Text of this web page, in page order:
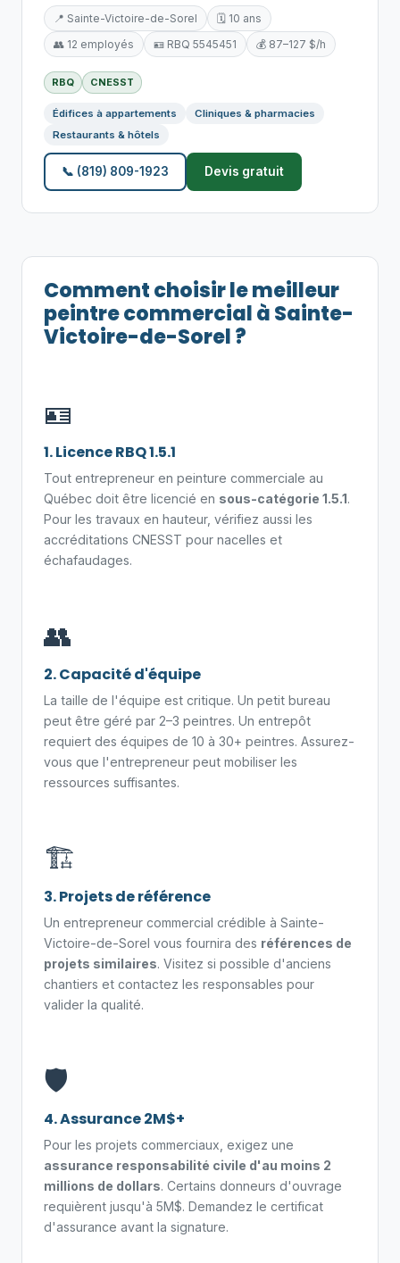
📍 Sainte-Victoire-de-Sorel
🗓️ 10 ans
👥 12 employés
🪪 RBQ 5545451 💰 87–127 $/h
RBQ CNESST
Édifices à appartements
Cliniques & pharmacies
Restaurants & hôtels
📞 (819) 809-1923 Devis gratuit
Comment choisir le meilleur
peintre commercial à Sainte-
Victoire-de-Sorel ?
🪪
1. Licence RBQ 1.5.1
Tout entrepreneur en peinture commerciale au
Québec doit être licencié en sous-catégorie 1.5.1.
Pour les travaux en hauteur, vérifiez aussi les
accréditations CNESST pour nacelles et
échafaudages.
👥
2. Capacité d'équipe
La taille de l'équipe est critique. Un petit bureau
peut être géré par 2–3 peintres. Un entrepôt
requiert des équipes de 10 à 30+ peintres. Assurez-
vous que l'entrepreneur peut mobiliser les
ressources suffisantes.
🏗️
3. Projets de référence
Un entrepreneur commercial crédible à Sainte-
Victoire-de-Sorel vous fournira des références de
projets similaires. Visitez si possible d'anciens
chantiers et contactez les responsables pour
valider la qualité.
🛡️
4. Assurance 2M$+
Pour les projets commerciaux, exigez une
assurance responsabilité civile d'au moins 2
millions de dollars. Certains donneurs d'ouvrage
requièrent jusqu'à 5M$. Demandez le certificat
d'assurance avant la signature.